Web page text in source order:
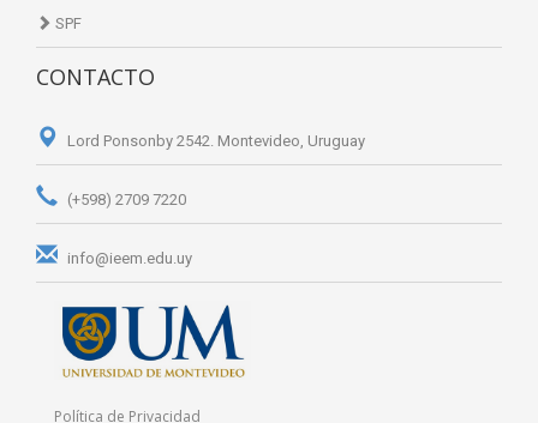
SPF
CONTACTO
Lord Ponsonby 2542. Montevideo, Uruguay
(+598) 2709 7220
info@ieem.edu.uy
Política de Privacidad